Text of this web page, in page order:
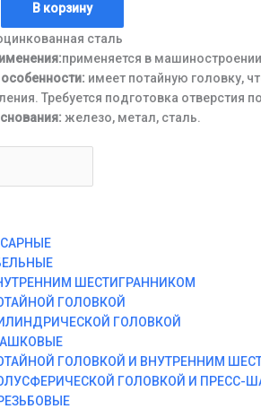
В корзину
сталь
применяется в
имеет потайную головку,
Требуется подготовка отверстия
железо, метал, сталь.
ШЕСТИГРАННИКОМ
ГОЛОВКОЙ
ГОЛОВКОЙ
ГОЛОВКОЙ И ВНУТРЕННИМ
ГОЛОВКОЙ И ПРЕСС-